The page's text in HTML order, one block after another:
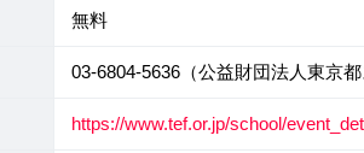
無料
03-6804-5636（公益財団法人東京
https://www.tef.or.jp/school/